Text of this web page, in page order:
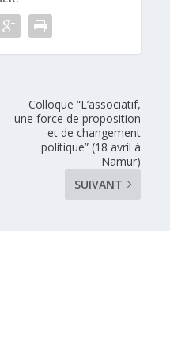
Colloque “L’associatif,
une force de proposition
et de changement
politique” (18 avril à
Namur)
SUIVANT